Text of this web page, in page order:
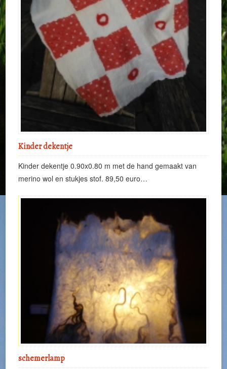
Kinder dekentje
Kinder dekentje 0.90x0.80 m met de hand gemaakt van
merino wol en stukjes stof. 89,50 euro…
schemerlamp